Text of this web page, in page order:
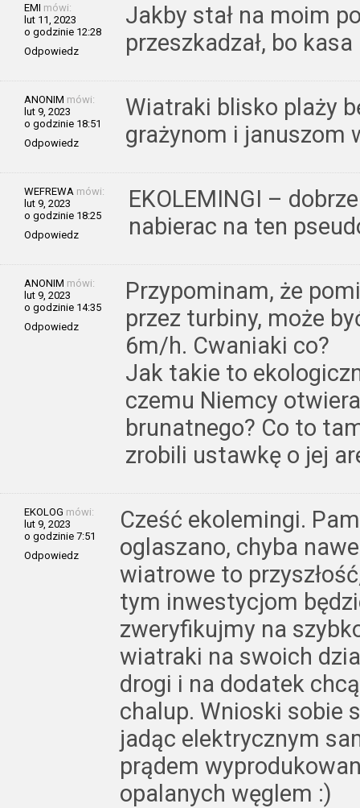
EMI mówi:
lut 11, 2023
o godzinie 12:28
Odpowiedz
Jakby stał na moim
przeszkadzał, bo kasa
ANONIM mówi:
lut 9, 2023
o godzinie 18:51
Odpowiedz
Wiatraki blisko plaży
grażynom i januszom
WEFREWA mówi:
lut 9, 2023
o godzinie 18:25
Odpowiedz
EKOLEMINGI –
nabierac na ten
ANONIM mówi:
lut 9, 2023
o godzinie 14:35
Odpowiedz
Przypominam, że
przez turbiny, może
6m/h. Cwaniaki co?
Jak takie to
czemu Niemcy
brunatnego? Co to
zrobili ustawkę o jej
EKOLOG mówi:
lut 9, 2023
o godzinie 7:51
Odpowiedz
Cześć ekolemingi.
oglaszano, chyba
wiatrowe to
tym inwestycjom
zweryfikujmy na
wiatraki na swoich
drogi i na dodatek
chalup. Wnioski sobie
jadąc elektrycznym
prądem
opalanych węglem :)